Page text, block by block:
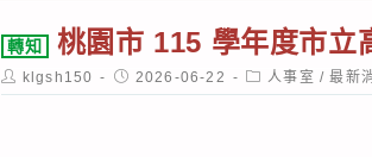
轉知 桃園市 115 學年度市立
Post
author:
klgsh150
Post
published:
2026-06-22
Post
category:
人事室 / 最新